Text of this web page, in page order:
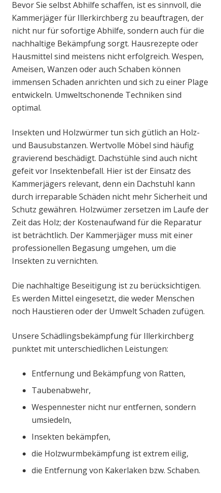
Bevor Sie selbst Abhilfe schaffen, ist es sinnvoll, die
Kammerjäger für Illerkirchberg zu beauftragen, der
nicht nur für sofortige Abhilfe, sondern auch für die
nachhaltige Bekämpfung sorgt. Hausrezepte oder
Hausmittel sind meistens nicht erfolgreich. Wespen,
Ameisen, Wanzen oder auch Schaben können
immensen Schaden anrichten und sich zu einer Plage
entwickeln. Umweltschonende Techniken sind
optimal.
Insekten und Holzwürmer tun sich gütlich an Holz-
und Bausubstanzen. Wertvolle Möbel sind häufig
gravierend beschädigt. Dachstühle sind auch nicht
gefeit vor Insektenbefall. Hier ist der Einsatz des
Kammerjägers relevant, denn ein Dachstuhl kann
durch irreparable Schäden nicht mehr Sicherheit und
Schutz gewähren. Holzwümer zersetzen im Laufe der
Zeit das Holz; der Kostenaufwand für die Reparatur
ist beträchtlich. Der Kammerjäger muss mit einer
professionellen Begasung umgehen, um die
Insekten zu vernichten.
Die nachhaltige Beseitigung ist zu berücksichtigen.
Es werden Mittel eingesetzt, die weder Menschen
noch Haustieren oder der Umwelt Schaden zufügen.
Unsere Schädlingsbekämpfung für Illerkirchberg
punktet mit unterschiedlichen Leistungen:
Entfernung und Bekämpfung von Ratten,
Taubenabwehr,
Wespennester nicht nur entfernen, sondern
umsiedeln,
Insekten bekämpfen,
die Holzwurmbekämpfung ist extrem eilig,
die Entfernung von Kakerlaken bzw. Schaben.